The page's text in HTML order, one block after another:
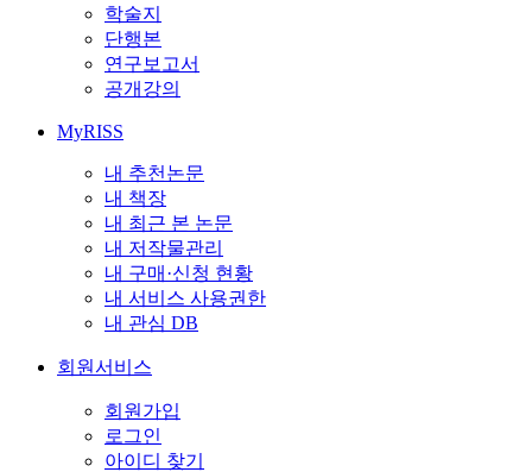
학술지
단행본
연구보고서
공개강의
MyRISS
내 추천논문
내 책장
내 최근 본 논문
내 저작물관리
내 구매·신청 현황
내 서비스 사용권한
내 관심 DB
회원서비스
회원가입
로그인
아이디 찾기